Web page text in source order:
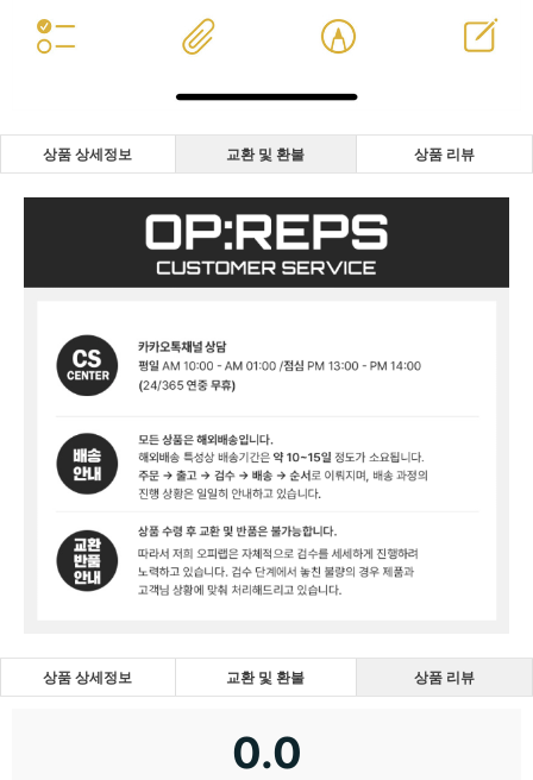
상품 상세정보 교환 및 환불 상품 리뷰
상품 상세정보 교환 및 환불 상품 리뷰
0.0